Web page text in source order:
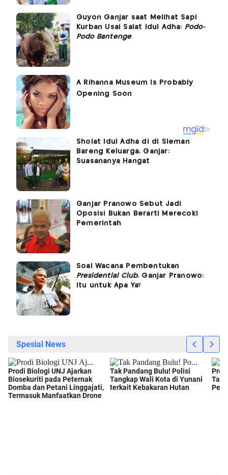
Guyon Ganjar saat Melihat Sapi
Kurban Usai Salat Idul Adha: Podo-
Podo Bantenge
Sholat Idul Adha di di Sleman
Bareng Keluarga, Ganjar:
Suasananya Hangat
Ganjar Pranowo Sebut Jadi
Oposisi Bukan Berarti Merecoki
Pemerintah
Soal Wacana Pembentukan
Presidential Club, Ganjar Pranowo:
Itu untuk Apa Ya?